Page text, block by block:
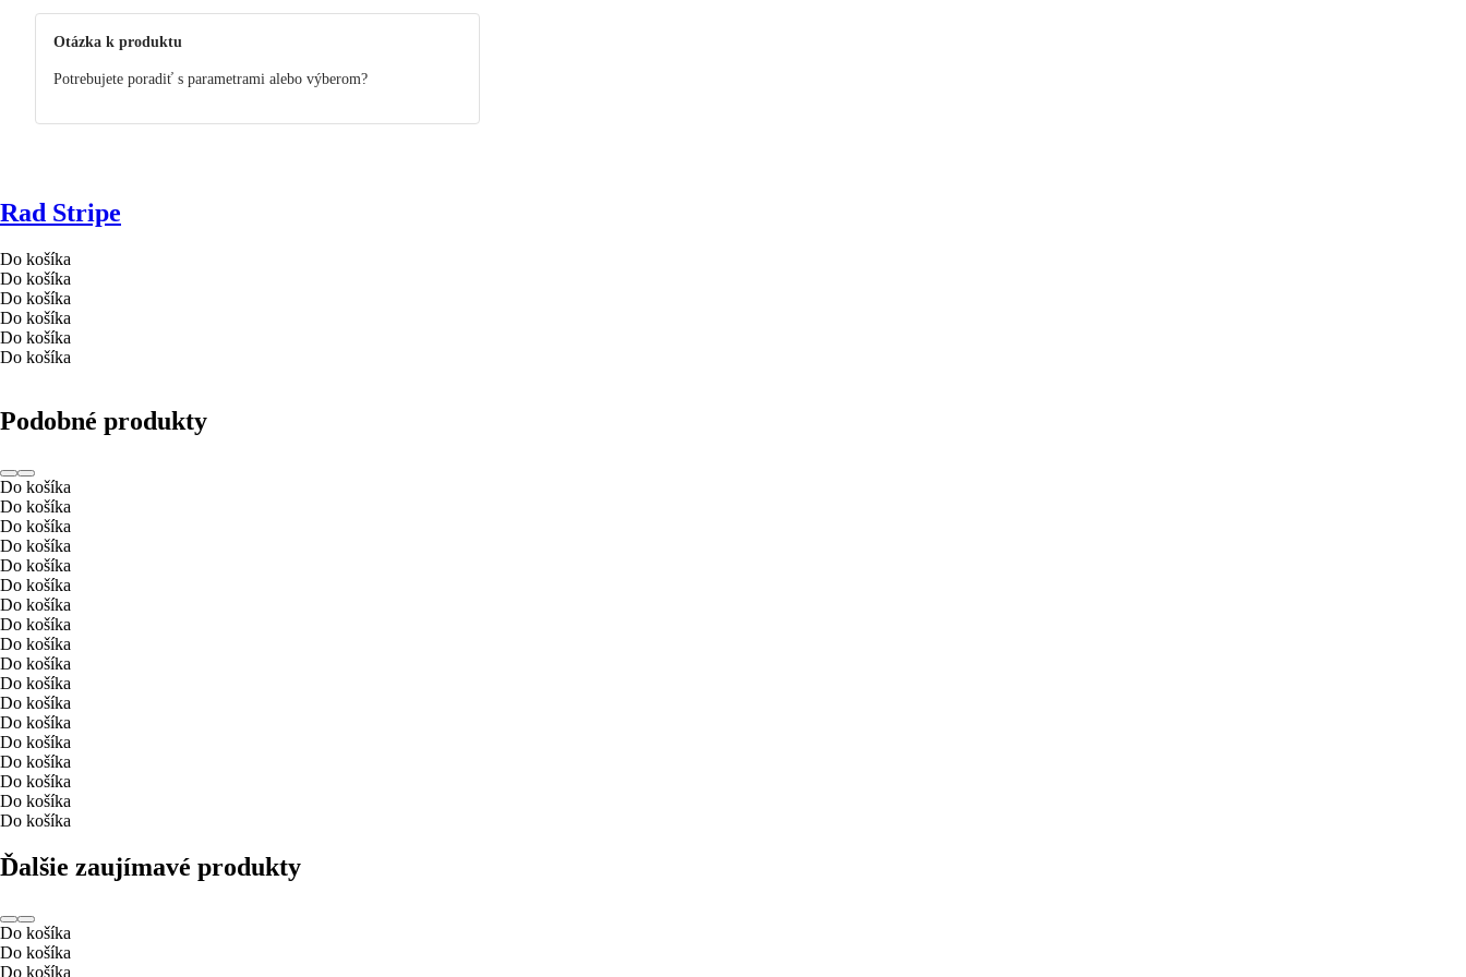
Otázka k produktu
Potrebujete poradiť s parametrami alebo výberom?
Rad Stripe
Do košíka
Do košíka
Do košíka
Do košíka
Do košíka
Do košíka
Podobné produkty
Do košíka
Do košíka
Do košíka
Do košíka
Do košíka
Do košíka
Do košíka
Do košíka
Do košíka
Do košíka
Do košíka
Do košíka
Do košíka
Do košíka
Do košíka
Do košíka
Do košíka
Do košíka
Ďalšie zaujímavé produkty
Do košíka
Do košíka
Do košíka